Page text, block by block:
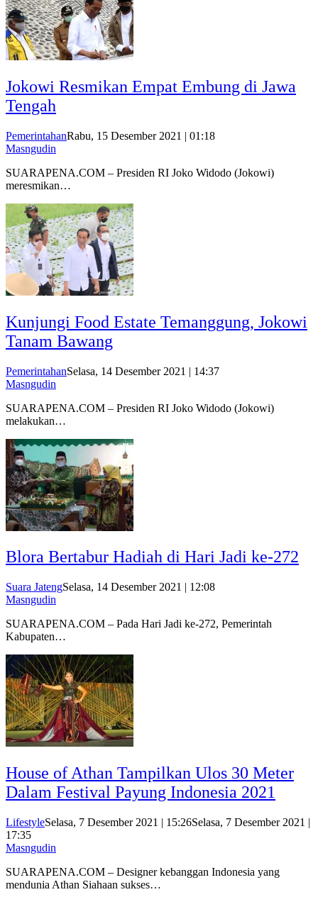
Jokowi Resmikan Empat Embung di Jawa
Tengah
PemerintahanRabu, 15 Desember 2021 | 01:18
Masngudin
SUARAPENA.COM – Presiden RI Joko Widodo (Jokowi)
meresmikan…
Kunjungi Food Estate Temanggung, Jokowi
Tanam Bawang
PemerintahanSelasa, 14 Desember 2021 | 14:37
Masngudin
SUARAPENA.COM – Presiden RI Joko Widodo (Jokowi)
melakukan…
Blora Bertabur Hadiah di Hari Jadi ke-272
Suara JatengSelasa, 14 Desember 2021 | 12:08
Masngudin
SUARAPENA.COM – Pada Hari Jadi ke-272, Pemerintah
Kabupaten…
House of Athan Tampilkan Ulos 30 Meter
Dalam Festival Payung Indonesia 2021
LifestyleSelasa, 7 Desember 2021 | 15:26Selasa, 7 Desember 2021 |
17:35
Masngudin
SUARAPENA.COM – Designer kebanggan Indonesia yang
mendunia Athan Siahaan sukses…